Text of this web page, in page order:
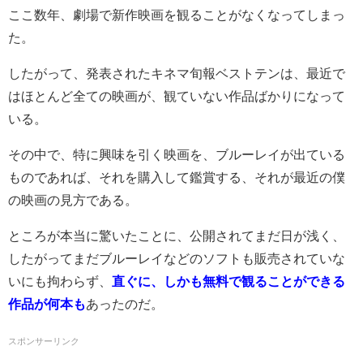
ここ数年、劇場で新作映画を観ることがなくなってしまっ
た。
したがって、発表されたキネマ旬報ベストテンは、最近で
はほとんど全ての映画が、観ていない作品ばかりになって
いる。
その中で、特に興味を引く映画を、ブルーレイが出ている
ものであれば、それを購入して鑑賞する、それが最近の僕
の映画の見方である。
ところが本当に驚いたことに、公開されてまだ日が浅く、
したがってまだブルーレイなどのソフトも販売されていな
いにも拘わらず、 直ぐに、しかも無料で観ることができる
作品が何本もあったのだ。
スポンサーリンク